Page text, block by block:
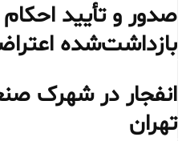
صدور و تأیید
بازداشت‌شده
انفجار در شهرک
تهران